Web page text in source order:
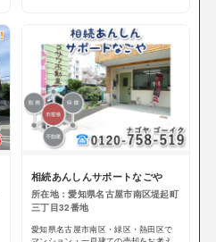
相続あんしんサポートなごや
所在地：愛知県名古屋市南区堤起町
三丁目32番地
愛知県名古屋市南区・緑区・熱田区で